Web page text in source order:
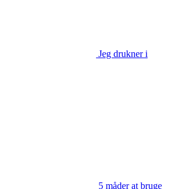
Jeg drukner i
5 måder at bruge